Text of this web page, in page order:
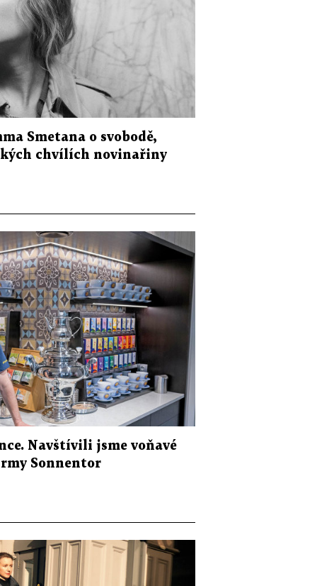
Smetana o svobodě,
chvílích novinařiny
Navštívili jsme voňavé
Sonnentor